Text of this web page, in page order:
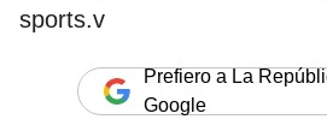
sports.v
Prefiero a La
Google